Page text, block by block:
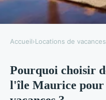
Louer une villa
conseils
Accueil›Locations de vacances
Pourquoi choisir
l'île Maurice pour